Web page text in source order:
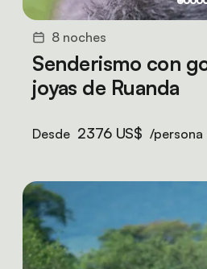
8 noches
Senderismo con
joyas de Ruanda
Desde 2376 US$ /persona